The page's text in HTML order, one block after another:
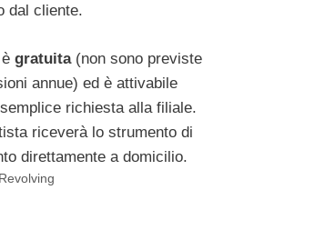
dal cliente.
gratuita (non sono previste
annue) ed è attivabile
richiesta alla filiale.
riceverà lo strumento di
direttamente a domicilio.